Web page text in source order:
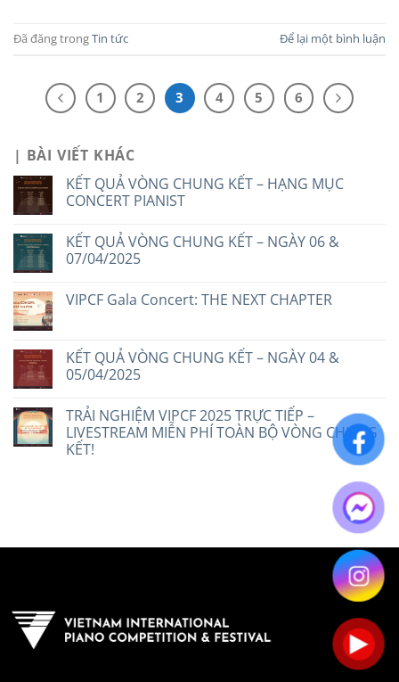
Đã đăng trongTin tức Để lại một bình luận
1 2 3 4 5 6
| BÀI VIẾT KHÁC
KẾT QUẢ VÒNG CHUNG KẾT – HẠNG MỤC
CONCERT PIANIST
KẾT QUẢ VÒNG CHUNG KẾT – NGÀY 06 &
07/04/2025
VIPCF Gala Concert: THE NEXT CHAPTER
KẾT QUẢ VÒNG CHUNG KẾT – NGÀY 04 &
05/04/2025
TRẢI NGHIỆM VIPCF 2025 TRỰC TIẾP –
LIVESTREAM MIỄN PHÍ TOÀN BỘ VÒNG CHUNG
KẾT!